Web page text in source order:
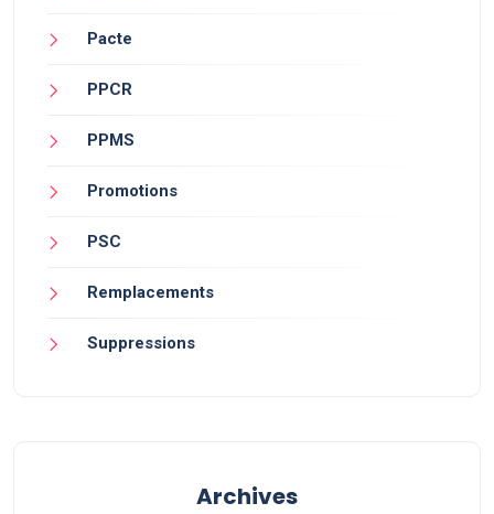
Pacte
PPCR
PPMS
Promotions
PSC
Remplacements
Suppressions
Archives